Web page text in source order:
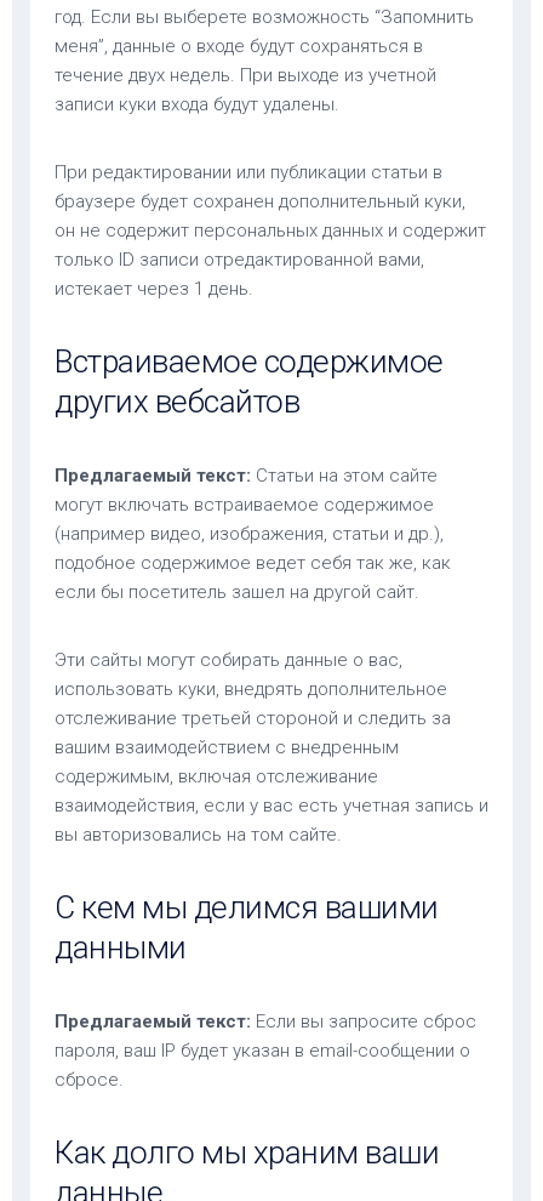
год. Если вы выберете возможность “Запомнить
меня”, данные о входе будут сохраняться в
течение двух недель. При выходе из учетной
записи куки входа будут удалены.
При редактировании или публикации статьи в
браузере будет сохранен дополнительный куки,
он не содержит персональных данных и содержит
только ID записи отредактированной вами,
истекает через 1 день.
Встраиваемое содержимое
других вебсайтов
Предлагаемый текст: Статьи на этом сайте
могут включать встраиваемое содержимое
(например видео, изображения, статьи и др.),
подобное содержимое ведет себя так же, как
если бы посетитель зашел на другой сайт.
Эти сайты могут собирать данные о вас,
использовать куки, внедрять дополнительное
отслеживание третьей стороной и следить за
вашим взаимодействием с внедренным
содержимым, включая отслеживание
взаимодействия, если у вас есть учетная запись и
вы авторизовались на том сайте.
С кем мы делимся вашими
данными
Предлагаемый текст: Если вы запросите сброс
пароля, ваш IP будет указан в email-сообщении о
сбросе.
Как долго мы храним ваши
данные